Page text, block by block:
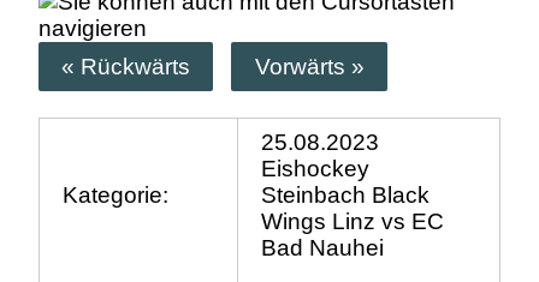
« Rückwärts Vorwärts »
Kategorie:
25.08.2023
Eishockey
Steinbach Black
Wings Linz vs EC
Bad Nauhei